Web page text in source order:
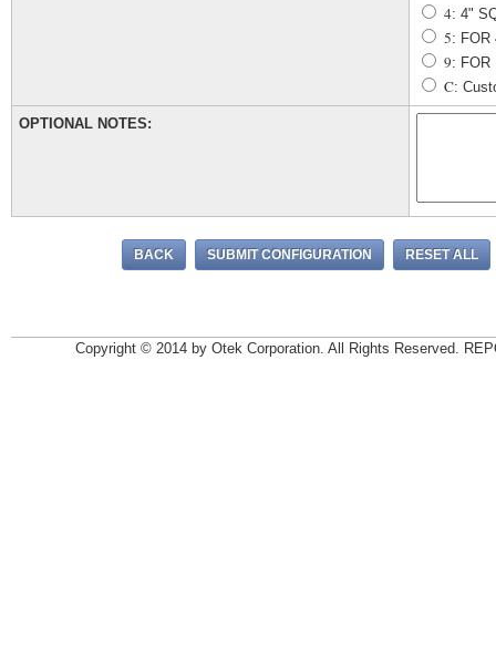
4: 4"
5: FOR
9: FOR
C:
OPTIONAL NOTES:
Copyright © 2014 by Otek Corporation. All Rights Reserved.